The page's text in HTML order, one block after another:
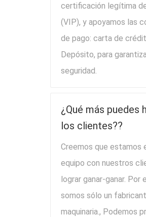
certificación legítima
(VIP), y apoyamos las
de pago: carta de
Depósito, para
seguridad.
¿Qué más puedes
los clientes??
Creemos que estamos
equipo con nuestros
lograr ganar-ganar. Por
somos sólo un
maquinaria., Podemos